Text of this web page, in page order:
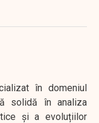
în domeniul
solidă în analiza
și a evoluțiilor